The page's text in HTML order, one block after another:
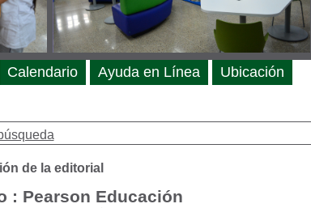
de la editorial
: Pearson Educación
Calendario Ayuda en Línea Ubicación